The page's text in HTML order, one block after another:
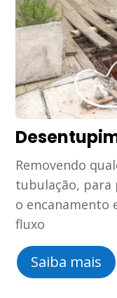
Removendo
tubulação,
o encanamento
fluxo
Saiba mais